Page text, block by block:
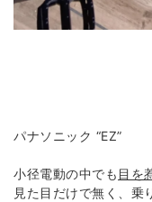
パナソニック “EZ”
小径電動の中でも 目を
見た目だけで無く、乗